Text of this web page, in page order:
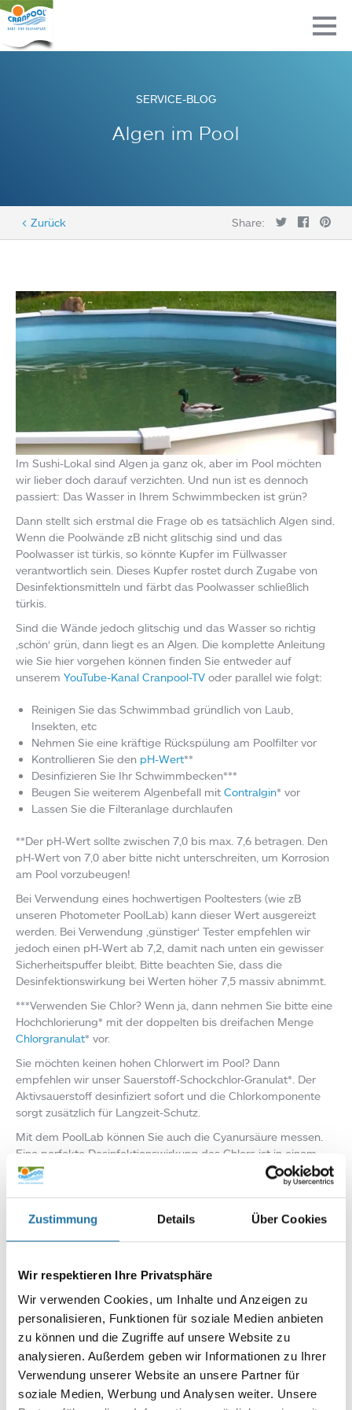
Zustimmung Details Über Cookies
Wir respektieren Ihre Privatsphäre
Wir verwenden Cookies, um Inhalte und Anzeigen zu
personalisieren, Funktionen für soziale Medien anbieten
zu können und die Zugriffe auf unsere Website zu
analysieren. Außerdem geben wir Informationen zu Ihrer
Verwendung unserer Website an unsere Partner für
soziale Medien, Werbung und Analysen weiter. Unsere
SERVICE-BLOG
Algen im Pool
< Zurück Share:
Im Sushi-Lokal sind Algen ja ganz ok, aber im Pool möchten
wir lieber doch darauf verzichten. Und nun ist es dennoch
passiert: Das Wasser in Ihrem Schwimmbecken ist grün?
Dann stellt sich erstmal die Frage ob es tatsächlich Algen sind.
Wenn die Poolwände zB nicht glitschig sind und das
Poolwasser ist türkis, so könnte Kupfer im Füllwasser
verantwortlich sein. Dieses Kupfer rostet durch Zugabe von
Desinfektionsmitteln und färbt das Poolwasser schließlich
türkis.
Sind die Wände jedoch glitschig und das Wasser so richtig
‚schön‘ grün, dann liegt es an Algen. Die komplette Anleitung
wie Sie hier vorgehen können finden Sie entweder auf
unserem YouTube-Kanal Cranpool-TV oder parallel wie folgt:
Reinigen Sie das Schwimmbad gründlich von Laub,
Insekten, etc
Nehmen Sie eine kräftige Rückspülung am Poolfilter vor
Kontrollieren Sie den pH-Wert**
Desinfizieren Sie Ihr Schwimmbecken***
Beugen Sie weiterem Algenbefall mit Contralgin* vor
Lassen Sie die Filteranlage durchlaufen
**Der pH-Wert sollte zwischen 7,0 bis max. 7,6 betragen. Den
pH-Wert von 7,0 aber bitte nicht unterschreiten, um Korrosion
am Pool vorzubeugen!
Bei Verwendung eines hochwertigen Pooltesters (wie zB
unseren Photometer PoolLab) kann dieser Wert ausgereizt
werden. Bei Verwendung ‚günstiger‘ Tester empfehlen wir
jedoch einen pH-Wert ab 7,2, damit nach unten ein gewisser
Sicherheitspuffer bleibt. Bitte beachten Sie, dass die
Desinfektionswirkung bei Werten höher 7,5 massiv abnimmt.
***Verwenden Sie Chlor? Wenn ja, dann nehmen Sie bitte eine
Hochchlorierung* mit der doppelten bis dreifachen Menge
Chlorgranulat* vor.
Sie möchten keinen hohen Chlorwert im Pool? Dann
empfehlen wir unser Sauerstoff-Schockchlor-Granulat*. Der
Aktivsauerstoff desinfiziert sofort und die Chlorkomponente
sorgt zusätzlich für Langzeit-Schutz.
Mit dem PoolLab können Sie auch die Cyanursäure messen.
Eine perfekte Desinfektionswirkung des Chlors ist in einem
Bereich von 30 bis 50 mg/L bzw. ppm Cyanursäure gegeben.
Ein Zuviel an Cyanursäure führt zu abnehmender
Desinfektionsleistung und kann nur durch Teilentleerung bzw.
Frischwasserfüllung gesenkt werden. Dies ist insbesondere
Wenn Sie Ihr Schwimmbad mit Chlor desinfizieren, dann
beugt die Zugabe eines Algizids wie zB Contralgin* weiterem
Algenbefall vor, indem es dem Wasser die Algennährstoffe
entzieht.
Ein Algenbefall im Pool ist schon den Besten passiert. Achten
Sie künftig einfach auf die obigen Tipps, dann werden die
Algen mit hoher Wahrscheinlichkeit nicht mehr zurückkommen
und Sie können Ihre Pool-Oase wie gewohnt in kristallklarer